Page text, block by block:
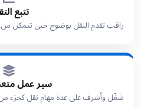
تتبع
راقب تقدم النقل بوضوح حتى تتمكن من
سير عمل
شغّل وأشرف على عدة مهام نقل كجزء